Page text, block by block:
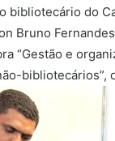
bibliotecário do
Bruno
“Gestão e
bibliotecários”,